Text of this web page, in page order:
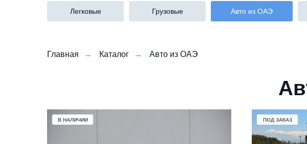
Легковые Грузовые Авто из ОАЭ
Главная → Каталог → Авто из ОАЭ
В НАЛИЧИИ
ПОД ЗАКАЗ
ПОД ЗАКАЗ
В НАЛИЧИИ